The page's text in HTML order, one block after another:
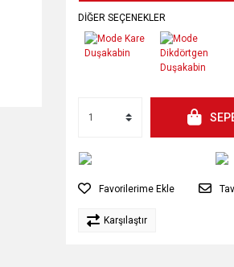
DİĞER SEÇENEKLER
Karşılaştır